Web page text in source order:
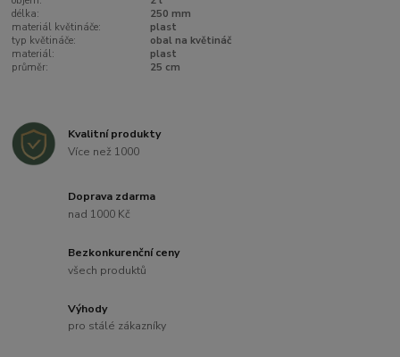
délka:
250 mm
materiál květináče:
plast
typ květináče:
obal na květináč
materiál:
plast
průměr:
25 cm
Kvalitní produkty
Více než 1000
Doprava zdarma
nad 1000 Kč
Bezkonkurenční ceny
všech produktů
Výhody
pro stálé zákazníky